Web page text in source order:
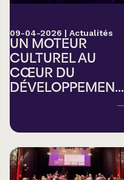
09-04-2026 | Actualités
UN MOTEUR
CULTUREL AU
CŒUR DU
DÉVELOPPEMEN...